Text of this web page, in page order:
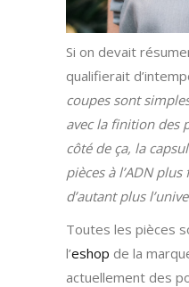
Si on devait
qualifierait
coupes sont
avec la finition des
côté de ça, la
pièces à l’ADN
d’autant plus
Toutes les pièces
l’eshop de la
actuellement des